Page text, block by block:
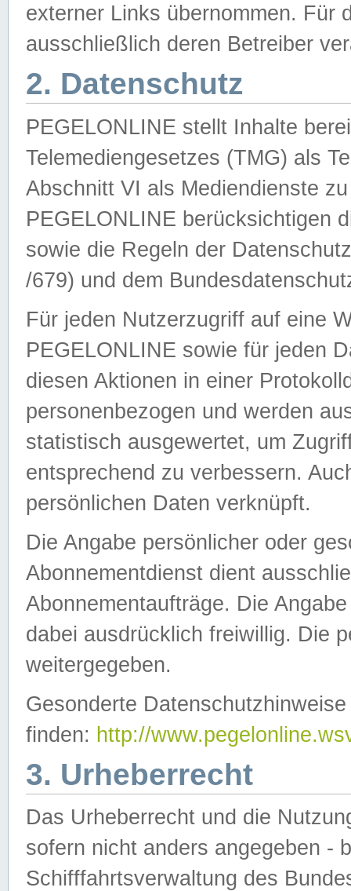
externer Links übernommen. Für
ausschließlich deren Betreiber
2. Datenschutz
PEGELONLINE stellt Inhalte
Telemediengesetzes (TMG) als
Abschnitt VI als Mediendienste
PEGELONLINE berücksichtigen
sowie die Regeln der
/679) und dem
Für jeden Nutzerzugriff auf eine
PEGELONLINE sowie für jeden
diesen Aktionen in einer
personenbezogen und werden
statistisch ausgewertet, um
entsprechend zu verbessern.
persönlichen Daten verknüpft.
Die Angabe persönlicher oder
Abonnementdienst dient
Abonnementaufträge. Die
dabei ausdrücklich freiwillig. Die
weitergegeben.
Gesonderte
finden: http://
3. Urheberrecht
Das Urheberrecht und die
sofern nicht anders angegeben -
Schifffahrtsverwaltung des